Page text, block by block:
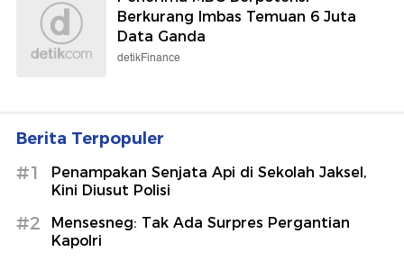
Berkurang Imbas Temuan 6 Juta
Data Ganda
detikFinance
Berita Terpopuler
#1
Penampakan Senjata Api di Sekolah Jaksel,
Kini Diusut Polisi
#2
Mensesneg: Tak Ada Surpres Pergantian
Kapolri